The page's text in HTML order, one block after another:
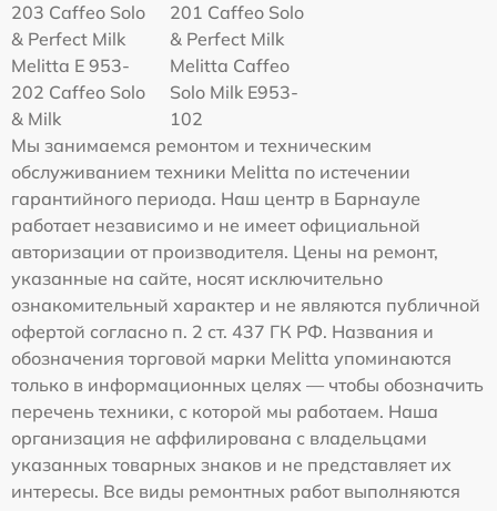
203 Caffeo Solo
& Perfect Milk
201 Caffeo Solo
& Perfect Milk
Melitta Е 953-
202 Caffeo Solo
& Milk
Melitta Caffeo
Solo Milk E953-
102
Мы занимаемся ремонтом и техническим
обслуживанием техники Melitta по истечении
гарантийного периода. Наш центр в Барнауле
работает независимо и не имеет официальной
авторизации от производителя. Цены на ремонт,
указанные на сайте, носят исключительно
ознакомительный характер и не являются публичной
офертой согласно п. 2 ст. 437 ГК РФ. Названия и
обозначения торговой марки Melitta упоминаются
только в информационных целях — чтобы обозначить
перечень техники, с которой мы работаем. Наша
организация не аффилирована с владельцами
указанных товарных знаков и не представляет их
интересы. Все виды ремонтных работ выполняются